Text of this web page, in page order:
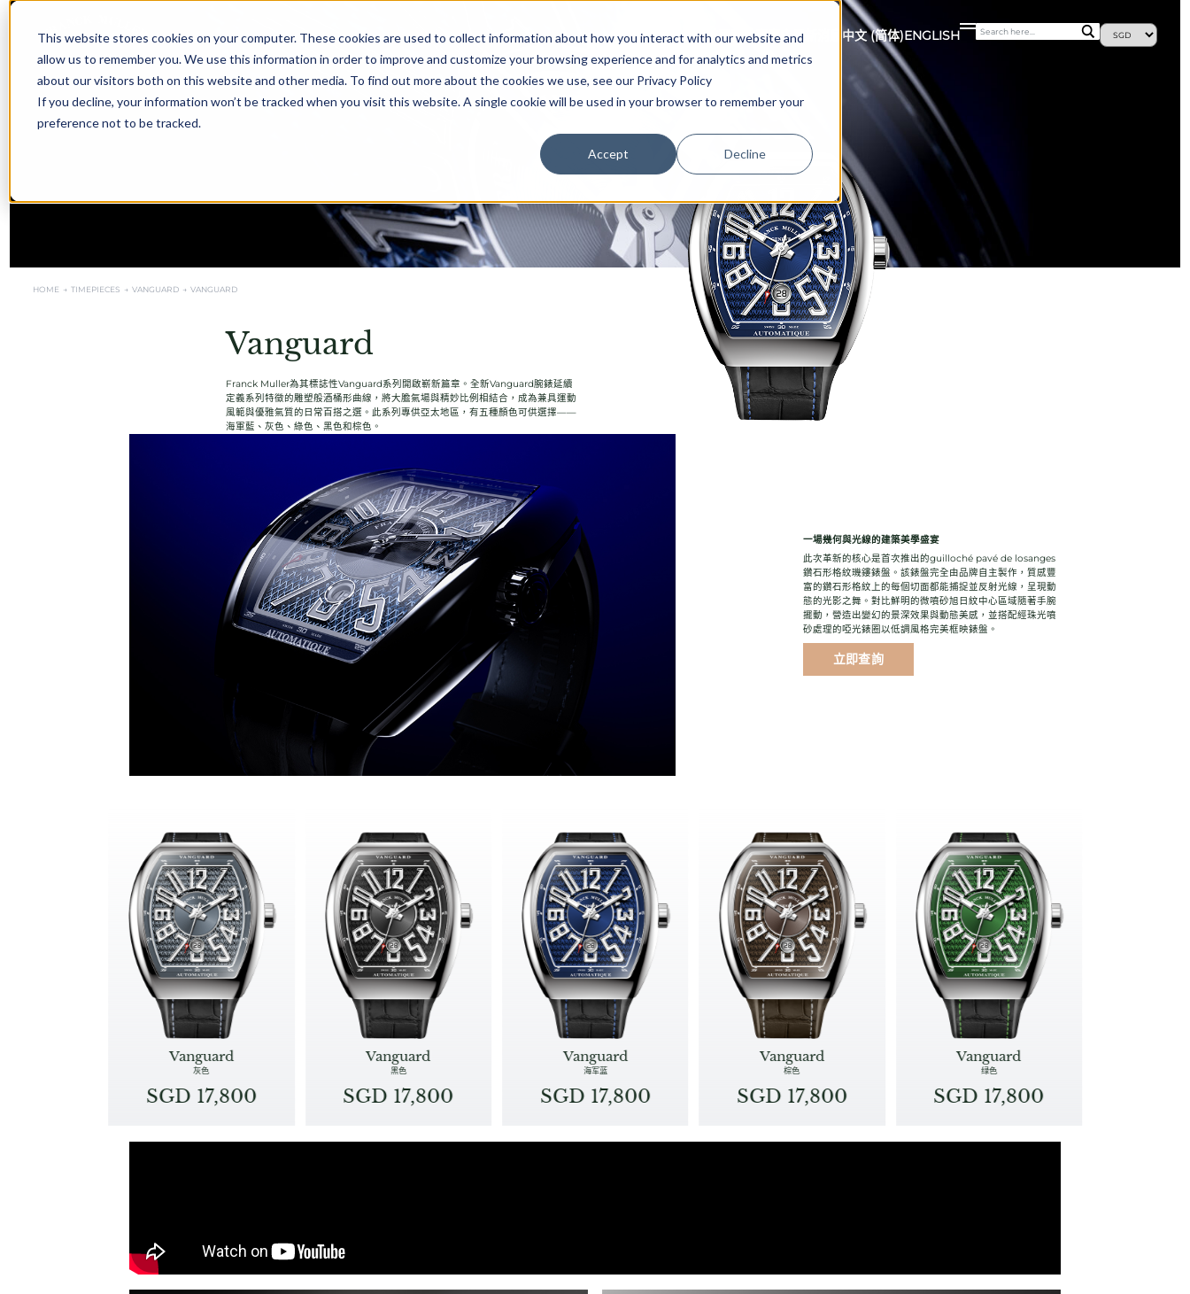
This website stores cookies on your computer. These cookies are used to collect information about how you interact with our website and
allow us to remember you. We use this information in order to improve and customize your browsing experience and for analytics and metrics
about our visitors both on this website and other media. To find out more about the cookies we use, see our Privacy Policy
If you decline, your information won’t be tracked when you visit this website. A single cookie will be used in your browser to remember your
preference not to be tracked.
Accept Decline
首頁腕錶專賣店最新消息 中文 (简体)ENGLISH
HOME →TIMEPIECES →VANGUARD →VANGUARD
Vanguard
Franck Muller為其標誌性Vanguard系列開啟嶄新篇章。全新Vanguard腕錶延續
定義系列特徵的雕塑般酒桶形曲線，將大膽氣場與精妙比例相結合，成為兼具運動
風範與優雅氣質的日常百搭之選。此系列專供亞太地區，有五種顏色可供選擇——
海軍藍、灰色、綠色、黑色和棕色。
一場幾何與光線的建築美學盛宴
此次革新的核心是首次推出的guilloché pavé de losanges
鑽石形格紋璣鏤錶盤。該錶盤完全由品牌自主製作，質感豐
富的鑽石形格紋上的每個切面都能捕捉並反射光線，呈現動
態的光影之舞。對比鮮明的微噴砂旭日紋中心區域隨著手腕
擺動，營造出變幻的景深效果與動態美感，並搭配經珠光噴
砂處理的啞光錶圈以低調風格完美框映錶盤。
立即查詢
Vanguard
灰色
SGD 17,800
Vanguard
黑色
SGD 17,800
Vanguard
海军蓝
SGD 17,800
Vanguard
棕色
SGD 17,800
Vanguard
绿色
SGD 17,800